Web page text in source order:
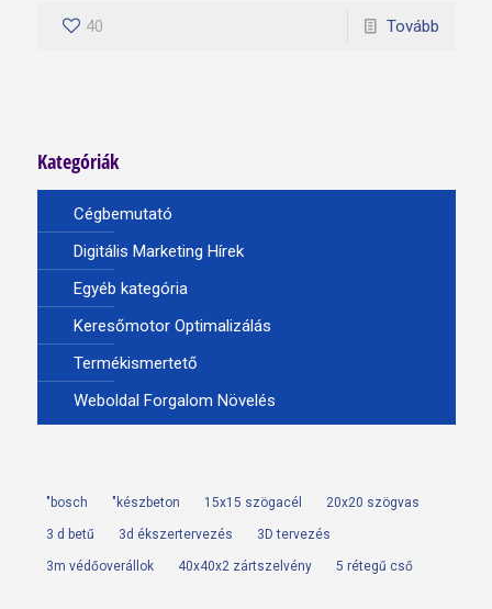
40 Tovább
Kategóriák
Cégbemutató
Digitális Marketing Hírek
Egyéb kategória
Keresőmotor Optimalizálás
Termékismertető
Weboldal Forgalom Növelés
"bosch "készbeton 15x15 szögacél 20x20 szögvas
3 d betű 3d ékszertervezés 3D tervezés
3m védőoverállok 40x40x2 zártszelvény 5 rétegű cső